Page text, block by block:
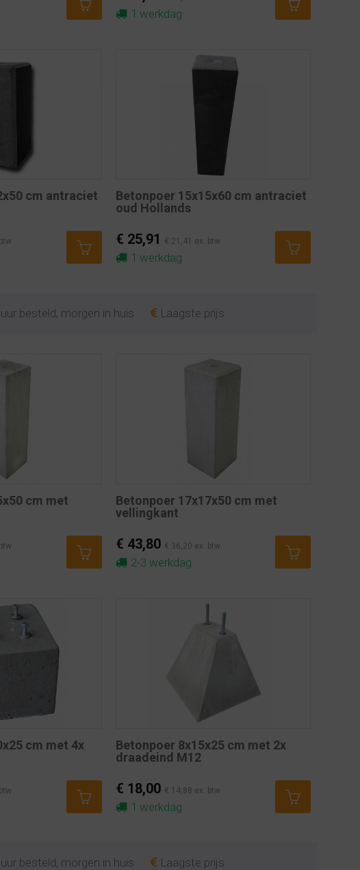
1 werkdag
cm antraciet
Betonpoer 15x15x60 cm antraciet
oud Hollands
€ 25,91 € 21,41 ex. btw
1 werkdag
besteld, morgen in huis Laagste prijs
cm met
Betonpoer 17x17x50 cm met
vellingkant
€ 43,80 € 36,20 ex. btw
2-3 werkdag
cm met 4x
Betonpoer 8x15x25 cm met 2x
draadeind M12
€ 18,00 € 14,88 ex. btw
1 werkdag
besteld, morgen in huis Laagste prijs